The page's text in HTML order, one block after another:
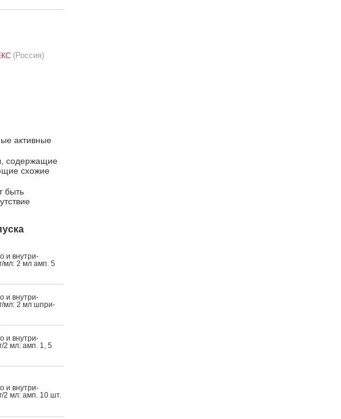
(Россия)
активные
содержащие
схожие
быть
и внут­ри­
мл: 2 мл амп. 5
и внут­ри­
мл: 2 мл шпри­
и внут­ри­
2 мл: амп. 1, 5
и внут­ри­
2 мл: амп. 10 шт.